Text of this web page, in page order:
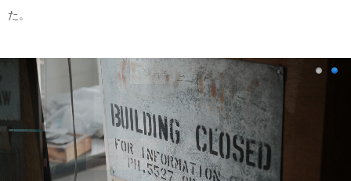
た。